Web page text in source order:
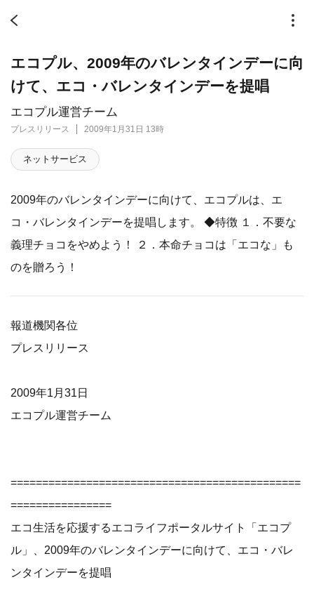
エコプル運営チーム
プレスリリース 2009年1月31日 13時
エコプル、2009年のバレンタインデーに向
けて、エコ・バレンタインデーを提唱
ネットサービス
2009年のバレンタインデーに向けて、エコプルは、エ
コ・バレンタインデーを提唱します。 ◆特徴 １．不要な
義理チョコをやめよう！ ２．本命チョコは「エコな」も
のを贈ろう！
報道機関各位
プレスリリース
2009年1月31日
エコプル運営チーム
==============================================
================
エコ生活を応援するエコライフポータルサイト「エコプ
ル」、2009年のバレンタインデーに向けて、エコ・バレ
ンタインデーを提唱